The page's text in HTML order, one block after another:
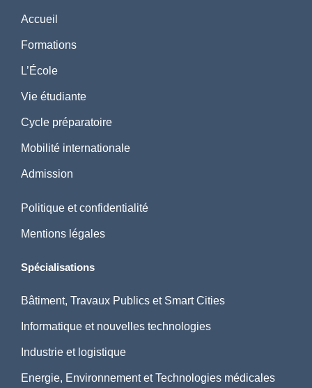
Accueil
Formations
L’École
Vie étudiante
Cycle préparatoire
Mobilité internationale
Admission
Politique et confidentialité
Mentions légales
Spécialisations
Bâtiment, Travaux Publics et Smart Cities
Informatique et nouvelles technologies
Industrie et logistique
Energie, Environnement et Technologies médicales